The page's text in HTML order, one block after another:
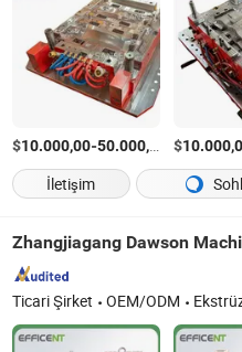
$10.000,00-50.000,00 /Parça
$
İletişim
Zhangjiagang Dawson
Ticari Şirket OEM/ODM Ekstrüzyon Üfleme Kalıplama Makinesi, Üfleme